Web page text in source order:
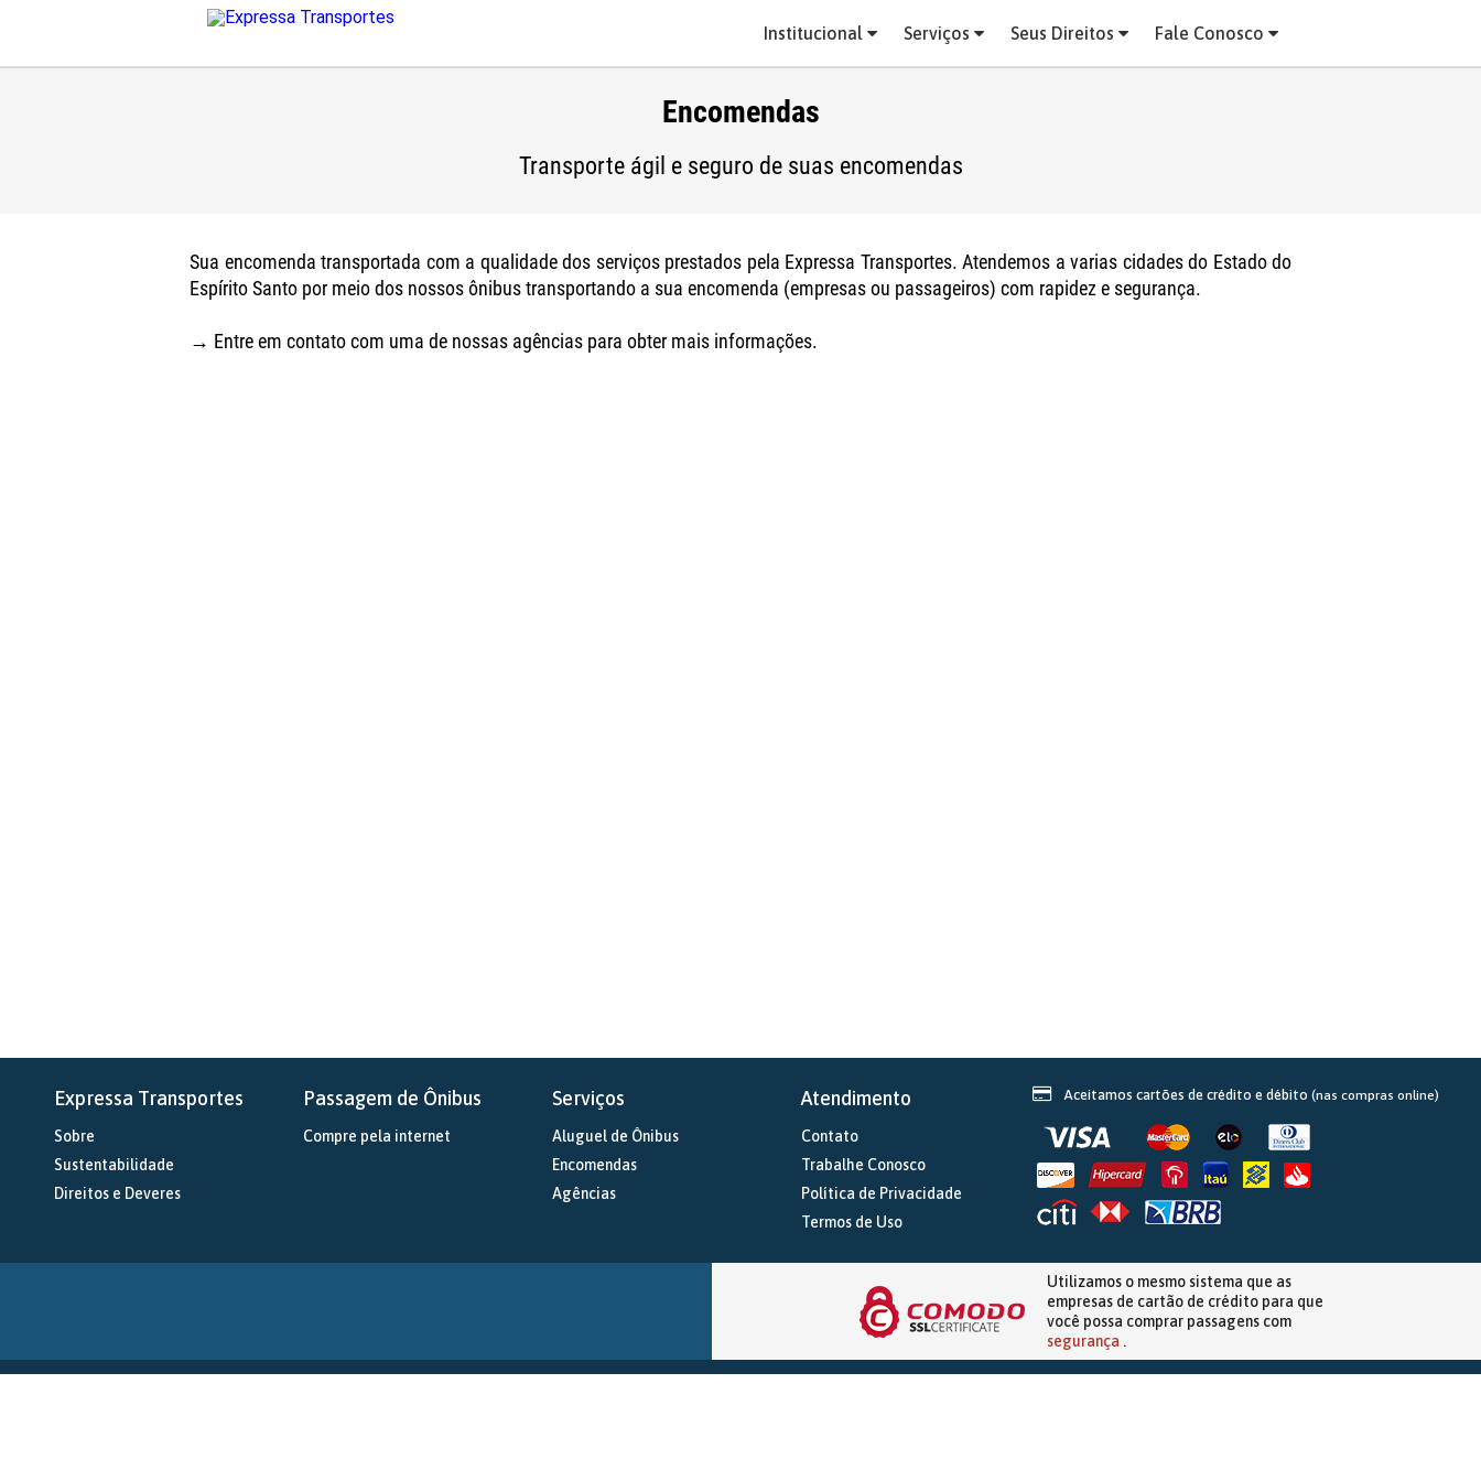
Institucional Serviços Seus Direitos Fale Conosco
Encomendas
Transporte ágil e seguro de suas encomendas
Sua encomenda transportada com a qualidade dos serviços prestados pela Expressa Transportes. Atendemos a varias cidades do Estado do
Espírito Santo por meio dos nossos ônibus transportando a sua encomenda (empresas ou passageiros) com rapidez e segurança.
→ Entre em contato com uma de nossas agências para obter mais informações.
Expressa Transportes
Sobre
Sustentabilidade
Direitos e Deveres
Passagem de Ônibus
Compre pela internet
Serviços
Aluguel de Ônibus
Encomendas
Agências
Atendimento
Contato
Trabalhe Conosco
Política de Privacidade
Termos de Uso
Aceitamos cartões de crédito e débito (nas compras online)
Utilizamos o mesmo sistema que as
empresas de cartão de crédito para que
você possa comprar passagens com
segurança .